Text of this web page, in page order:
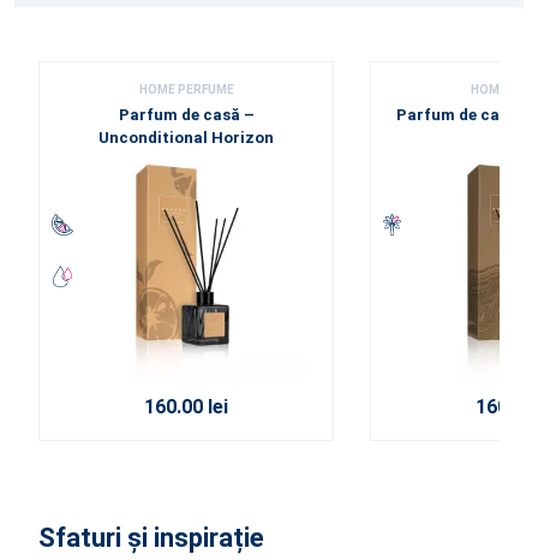
HOME PERFUME
Parfum de casă –
Unconditional Horizon
160.00 lei
HOME
Parfum de casă –
Sfaturi și inspirație